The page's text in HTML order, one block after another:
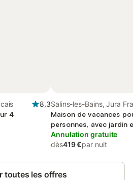
8,3
4
Salins-les-Bains, Jura
Maison de vacances
personnes, avec jardin
animaux acceptés
Annulation gratuite
dès419 €par nuit
toutes les offres